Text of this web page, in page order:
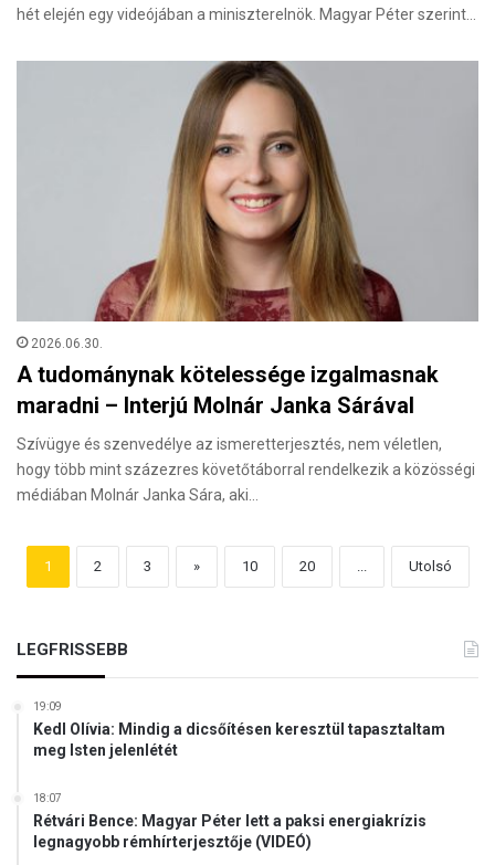
hét elején egy videójában a miniszterelnök. Magyar Péter szerint…
2026.06.30.
A tudománynak kötelessége izgalmasnak
maradni – Interjú Molnár Janka Sárával
Szívügye és szenvedélye az ismeretterjesztés, nem véletlen,
hogy több mint százezres követőtáborral rendelkezik a közösségi
médiában Molnár Janka Sára, aki…
1 2 3 » 10 20 ... Utolsó
LEGFRISSEBB
19:09
Kedl Olívia: Mindig a dicsőítésen keresztül tapasztaltam
meg Isten jelenlétét
18:07
Rétvári Bence: Magyar Péter lett a paksi energiakrízis
legnagyobb rémhírterjesztője (VIDEÓ)